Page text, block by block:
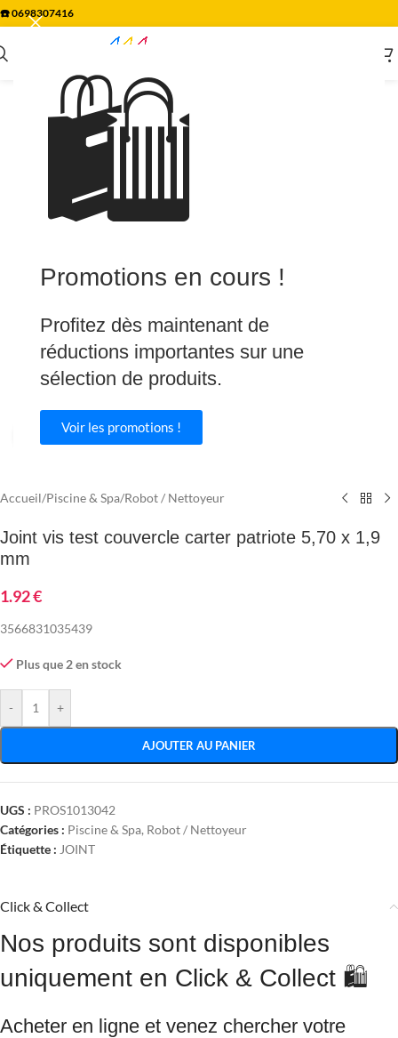
🛍️
Promotions en cours !
Profitez dès maintenant de
réductions importantes sur une
sélection de produits.
Voir les promotions !
☎️0698307416
Agrandir
Accueil/Piscine & Spa/Robot / Nettoyeur
Joint vis test couvercle carter patriote 5,70 x 1,9
mm
1.92€
3566831035439
Plus que 2 en stock
- +
AJOUTER AU PANIER
UGS : PROS1013042
Catégories : Piscine & Spa, Robot / Nettoyeur
Étiquette : JOINT
Click & Collect
Nos produits sont disponibles
uniquement en Click & Collect 🛍️
Acheter en ligne et venez chercher votre